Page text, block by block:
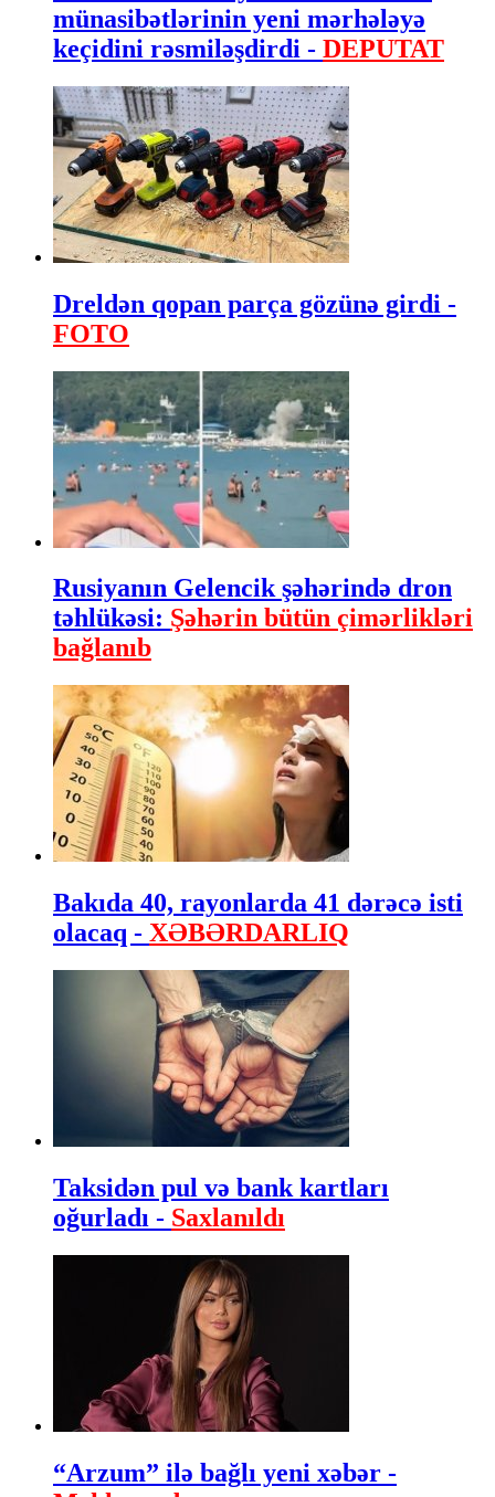
münasibətlərinin yeni mərhələyə
keçidini rəsmiləşdirdi - DEPUTAT
Dreldən qopan parça gözünə girdi -
FOTO
Rusiyanın Gelencik şəhərində dron
təhlükəsi: Şəhərin bütün çimərlikləri
bağlanıb
Bakıda 40, rayonlarda 41 dərəcə isti
olacaq - XƏBƏRDARLIQ
Taksidən pul və bank kartları
oğurladı - Saxlanıldı
“Arzum” ilə bağlı yeni xəbər -